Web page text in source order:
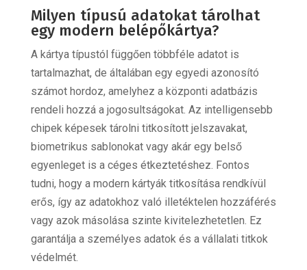
Milyen típusú adatokat tárolhat
egy modern belépőkártya?
A kártya típustól függően többféle adatot is
tartalmazhat, de általában egy egyedi azonosító
számot hordoz, amelyhez a központi adatbázis
rendeli hozzá a jogosultságokat. Az intelligensebb
chipek képesek tárolni titkosított jelszavakat,
biometrikus sablonokat vagy akár egy belső
egyenleget is a céges étkeztetéshez. Fontos
tudni, hogy a modern kártyák titkosítása rendkívül
erős, így az adatokhoz való illetéktelen hozzáférés
vagy azok másolása szinte kivitelezhetetlen. Ez
garantálja a személyes adatok és a vállalati titkok
védelmét.